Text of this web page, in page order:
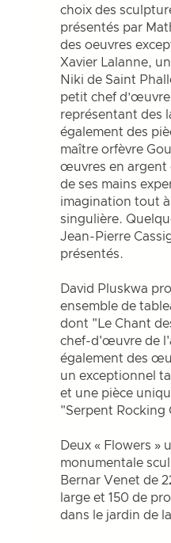
choix des
présentés par
des oeuvres
Xavier Lalanne,
Niki de Saint
petit chef
représentant des
également des
maître orfèvre
œuvres en argent
de ses mains
imagination tout
singulière.
Jean-Pierre
présentés.
David Pluskwa
ensemble de
dont "Le Chant
chef-d'œuvre de
également des
un exceptionnel
et une pièce
"Serpent Rocking
Deux « Flowers »
monumentale
Bernar Venet de
large et 150 de
dans le jardin de